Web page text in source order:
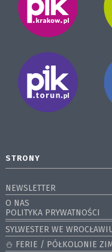
STRONY
NEWSLETTER
O NAS
POLITYKA PRYWATNOŚCI
SYLWESTER WE
⛄️ FERIE / PÓŁKOLONIE